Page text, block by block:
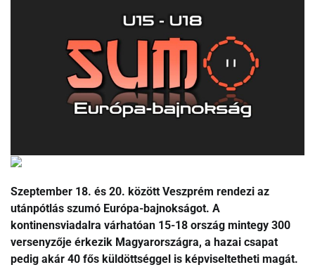
Szeptember 18. és 20. között Veszprém rendezi az
utánpótlás szumó Európa-bajnokságot. A
kontinensviadalra várhatóan 15-18 ország mintegy 300
versenyzője érkezik Magyarországra, a hazai csapat
pedig akár 40 fős küldöttséggel is képviseltetheti magát.